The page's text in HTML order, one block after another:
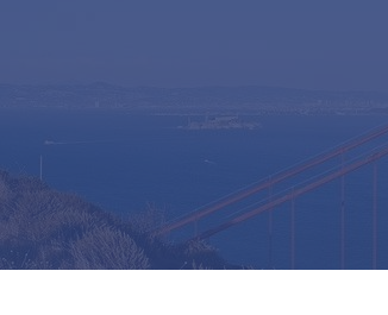
PVA冷たい水溶性の非編